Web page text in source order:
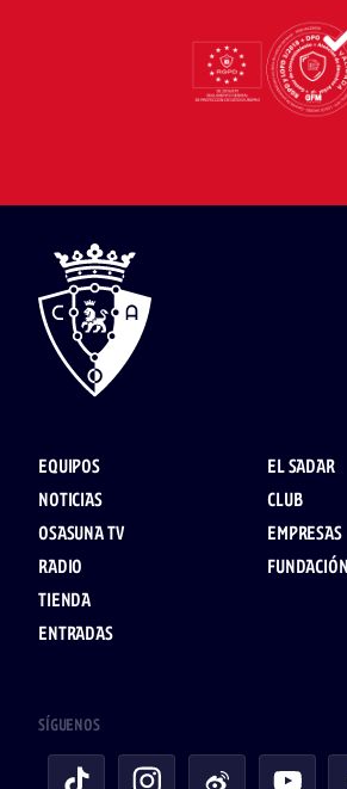
EQUIPOS
NOTICIAS
OSASUNA TV
RADIO
TIENDA
ENTRADAS
EL SADAR
CLUB
EMPRESAS
FUNDACIÓN
SÍGUENOS